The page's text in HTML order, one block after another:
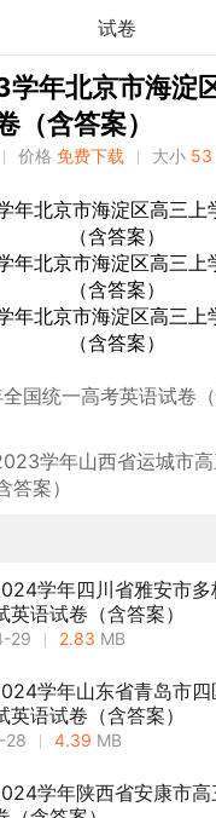
试卷
年北京市海淀
（含答案）
价格 免费下载 大小 53
国统一高考英语试卷
学年山西省运城市高
案）
学年四川省雅安市多
英语试卷（含答案）
29 2.83 MB
学年山东省青岛市四
英语试卷（含答案）
28 4.39 MB
学年陕西省安康市高